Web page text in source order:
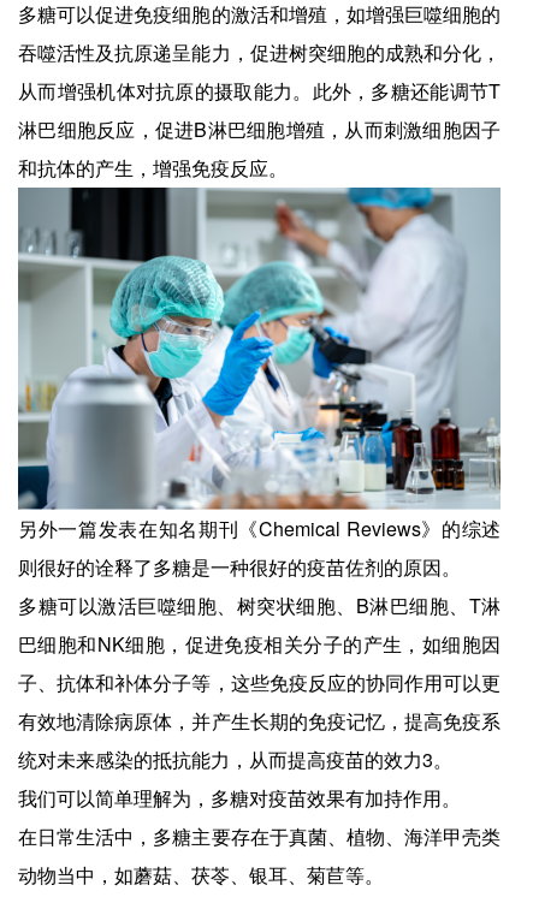
多糖可以促进免疫细胞的激活和增殖，如增强巨噬细胞的
吞噬活性及抗原递呈能力，促进树突细胞的成熟和分化，
从而增强机体对抗原的摄取能力。此外，多糖还能调节T
淋巴细胞反应，促进B淋巴细胞增殖，从而刺激细胞因子
和抗体的产生，增强免疫反应。
另外一篇发表在知名期刊《Chemical Reviews》的综述
则很好的诠释了多糖是一种很好的疫苗佐剂的原因。
多糖可以激活巨噬细胞、树突状细胞、B淋巴细胞、T淋
巴细胞和NK细胞，促进免疫相关分子的产生，如细胞因
子、抗体和补体分子等，这些免疫反应的协同作用可以更
有效地清除病原体，并产生长期的免疫记忆，提高免疫系
统对未来感染的抵抗能力，从而提高疫苗的效力3。
我们可以简单理解为，多糖对疫苗效果有加持作用。
在日常生活中，多糖主要存在于真菌、植物、海洋甲壳类
动物当中，如蘑菇、茯苓、银耳、菊苣等。